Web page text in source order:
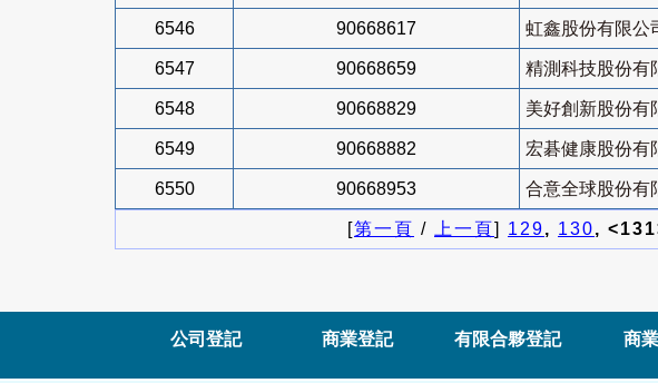
6546 90668617 虹鑫股份有限公
6547 90668659 精測科技股份有
6548 90668829 美好創新股份有
6549 90668882 宏碁健康股份有
6550 90668953 合意全球股份有
[第一頁 / 上一頁] 129, 130,
公司登記 商業登記 有限合夥登記 商